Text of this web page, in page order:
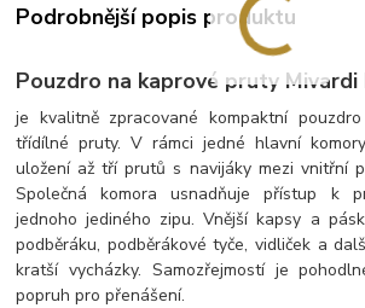
Podrobnější popis produktu
Pouzdro na kaprové pruty Mivardi
je kvalitně zpracované kompaktní
třídílné pruty. V rámci jedné hlavní
uložení až tří prutů s navijáky mezi vnitřní
Společná komora usnadňuje přístup k
jednoho jediného zipu. Vnější kapsy a
podběráku, podběrákové tyče, vidliček a
kratší vycházky. Samozřejmostí je
popruh pro přenášení.